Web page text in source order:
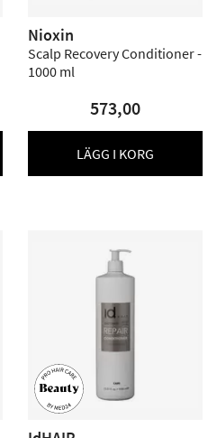
Nioxin
Scalp Recovery Conditioner -
1000 ml
573,00
LÄGG I KORG